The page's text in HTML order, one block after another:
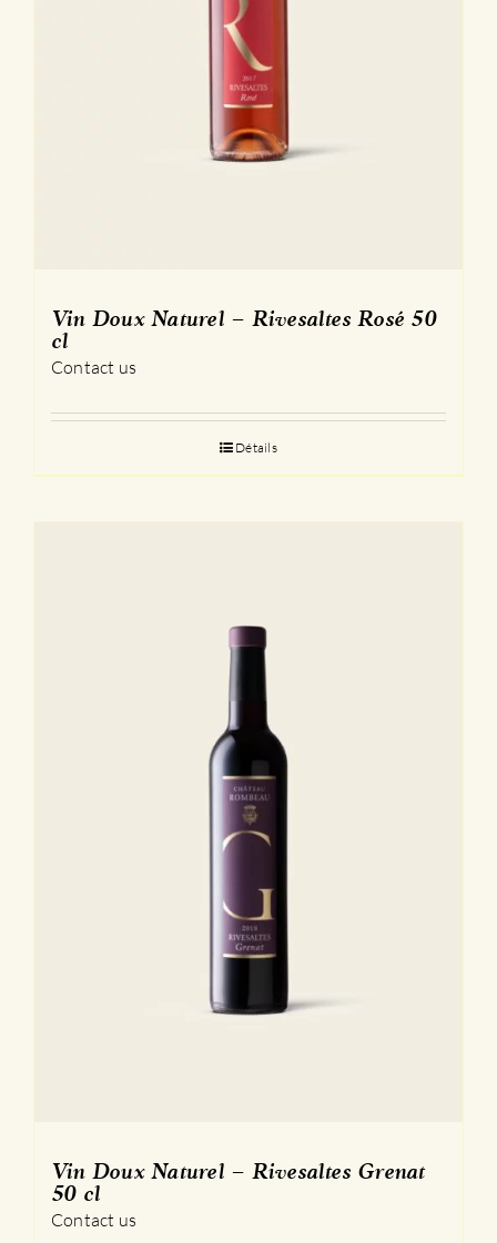
Vin Doux Naturel – Rivesaltes Rosé 50
cl
Contact us
Détails
Vin Doux Naturel – Rivesaltes Grenat
50 cl
Contact us